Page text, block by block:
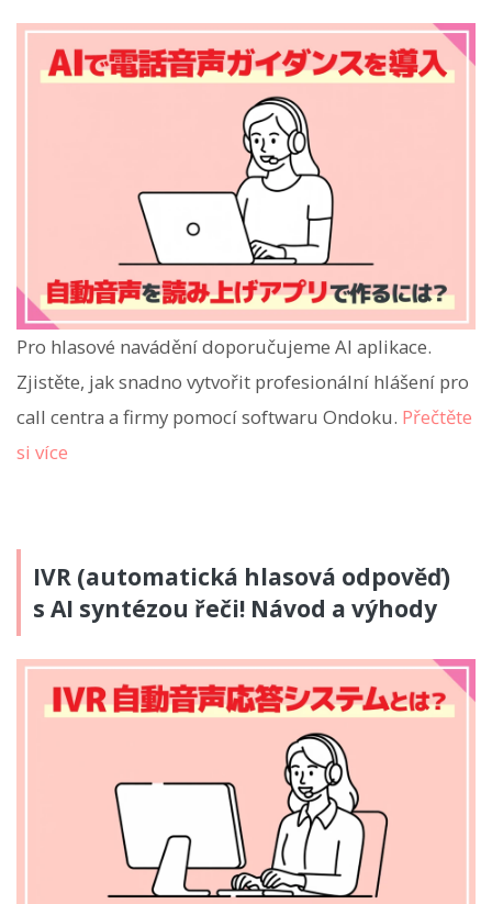
Pro hlasové navádění doporučujeme AI aplikace.
Zjistěte, jak snadno vytvořit profesionální hlášení pro
call centra a firmy pomocí softwaru Ondoku. Přečtěte
si více
IVR (automatická hlasová odpověď)
s AI syntézou řeči! Návod a výhody